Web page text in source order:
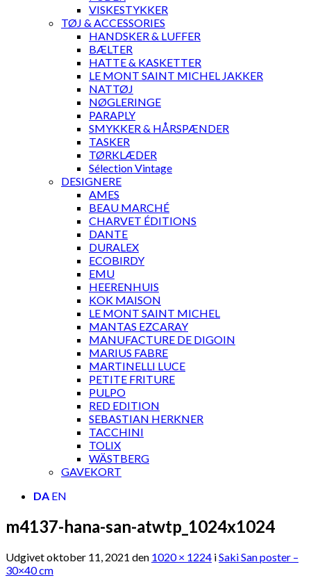
VISKESTYKKER
TØJ & ACCESSORIES
HANDSKER & LUFFER
BÆLTER
HATTE & KASKETTER
LE MONT SAINT MICHEL JAKKER
NATTØJ
NØGLERINGE
PARAPLY
SMYKKER & HÅRSPÆNDER
TASKER
TØRKLÆDER
Sélection Vintage
DESIGNERE
AMES
BEAU MARCHÉ
CHARVET ÉDITIONS
DANTE
DURALEX
ECOBIRDY
EMU
HEERENHUIS
KOK MAISON
LE MONT SAINT MICHEL
MANTAS EZCARAY
MANUFACTURE DE DIGOIN
MARIUS FABRE
MARTINELLI LUCE
PETITE FRITURE
PULPO
RED EDITION
SEBASTIAN HERKNER
TACCHINI
TOLIX
WÄSTBERG
GAVEKORT
DA EN
m4137-hana-san-atwtp_1024x1024
Udgivetoktober 11, 2021 den 1020 × 1224 iSaki San poster –
30×40 cm